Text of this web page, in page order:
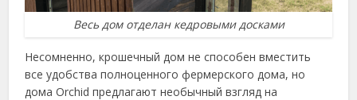
Весь дом отделан кедровыми досками
Несомненно, крошечный дом не способен вместить
все удобства полноценного фермерского дома, но
дома Orchid предлагают необычный взгляд на